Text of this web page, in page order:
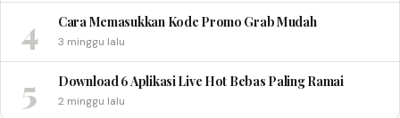
4 Cara Memasukkan Kode Promo Grab Mudah
3 minggu lalu
5 Download 6 Aplikasi Live Hot Bebas Paling Ramai
2 minggu lalu